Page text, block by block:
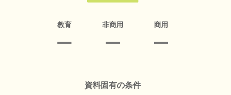
教育 非商用 商用
資料固有の条件